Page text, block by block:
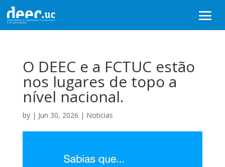
O DEEC e a FCTUC estão
nos lugares de topo a
nível nacional.
by | Jun 30, 2026 | Noticias